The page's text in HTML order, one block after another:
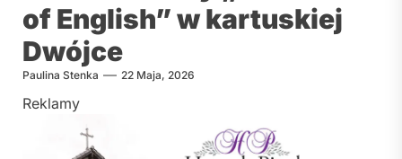
of English” w kartuskiej
Dwójce
Paulina Stenka 22 Maja, 2026
Reklamy